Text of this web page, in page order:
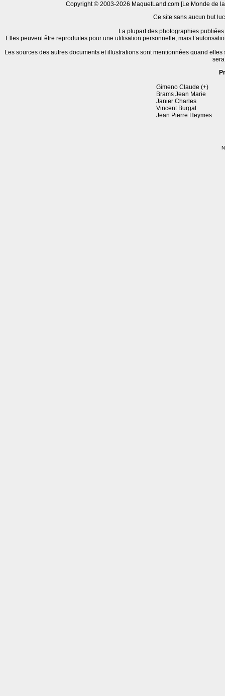
Copyright © 2003-2026 MaquetLand.com [Le Monde de
Ce site sans aucun but
La plupart des photographies
Elles peuvent être reproduites pour une utilisation personnelle, mais
Les sources des autres documents et illustrations sont mentionnées quand
Gimeno Claude (+)
Brams Jean Marie
Janier Charles
Vincent Burgat
Jean Pierre Heymes